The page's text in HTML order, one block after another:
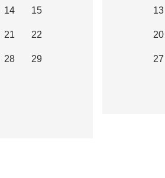
14 15
21 22
28 29
13
20
27